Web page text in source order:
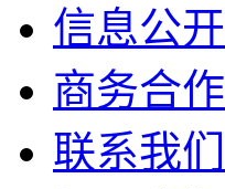
信息公开
商务合作
联系我们